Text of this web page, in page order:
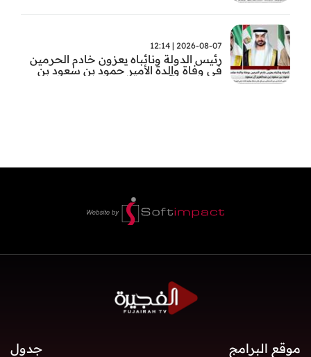
2026-08-07 | 12:14
رئيس الدولة ونائباه يعزون خادم الحرمين
في وفاة والدة الأمير حمود بن سعود بن
موقع البرامج
جدول